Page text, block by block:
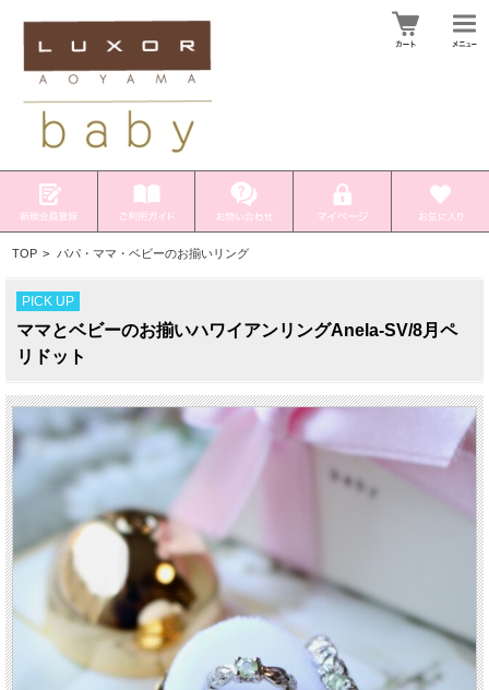
TOP > パパ・ママ・ベビーのお揃いリング
PICK UP
ママとベビーのお揃いハワイアンリングAnela-SV/8月ペ
リドット